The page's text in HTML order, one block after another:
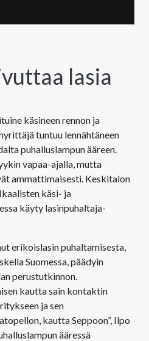
lasia
käsineen rennon ja
tuntuu lennähtäneen
puhalluslampun ääreen.
vapaa-ajalla, mutta
ammattimaisesti. Keskitalon
käsi- ja
käyty lasinpuhaltaja-
erikoislasin puhaltamisesta,
Suomessa, päädyin
perustutkinnon.
kautta sain kontaktin
ja sen
kautta Seppoon”, Ilpo
ääressä